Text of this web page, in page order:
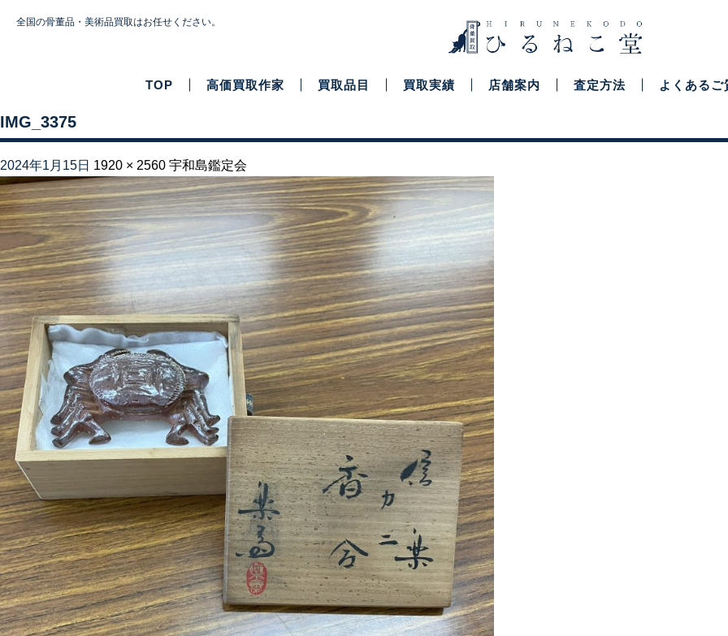
全国の骨董品・美術品買取はお任せください。
TOP 高価買取作家 買取品目 買取実績 店舗案内 査定方法 よくあるご
IMG_3375
2024年1月15日 1920 × 2560 宇和島鑑定会